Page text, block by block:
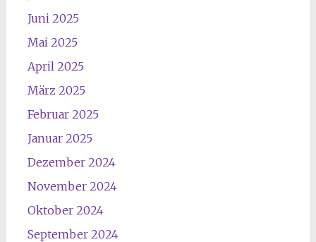
Juni 2025
Mai 2025
April 2025
März 2025
Februar 2025
Januar 2025
Dezember 2024
November 2024
Oktober 2024
September 2024